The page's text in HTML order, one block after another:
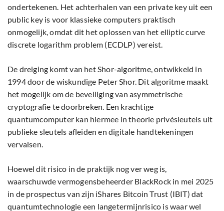
ondertekenen. Het achterhalen van een private key uit een
public key is voor klassieke computers praktisch
onmogelijk, omdat dit het oplossen van het elliptic curve
discrete logarithm problem (ECDLP) vereist.
De dreiging komt van het Shor-algoritme, ontwikkeld in
1994 door de wiskundige Peter Shor. Dit algoritme maakt
het mogelijk om de beveiliging van asymmetrische
cryptografie te doorbreken. Een krachtige
quantumcomputer kan hiermee in theorie privésleutels uit
publieke sleutels afleiden en digitale handtekeningen
vervalsen.
Hoewel dit risico in de praktijk nog ver weg is,
waarschuwde vermogensbeheerder BlackRock in mei 2025
in de prospectus van zijn iShares Bitcoin Trust (IBIT) dat
quantumtechnologie een langetermijnrisico is waar wel